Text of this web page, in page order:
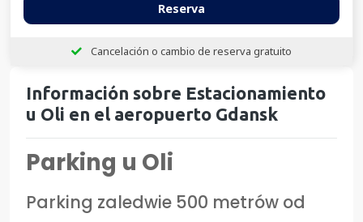
Información sobre Estacionamiento
u Oli en el aeropuerto Gdansk
Parking u Oli
Parking zaledwie 500 metrów od
Reserva
Cancelación o cambio de reserva gratuito